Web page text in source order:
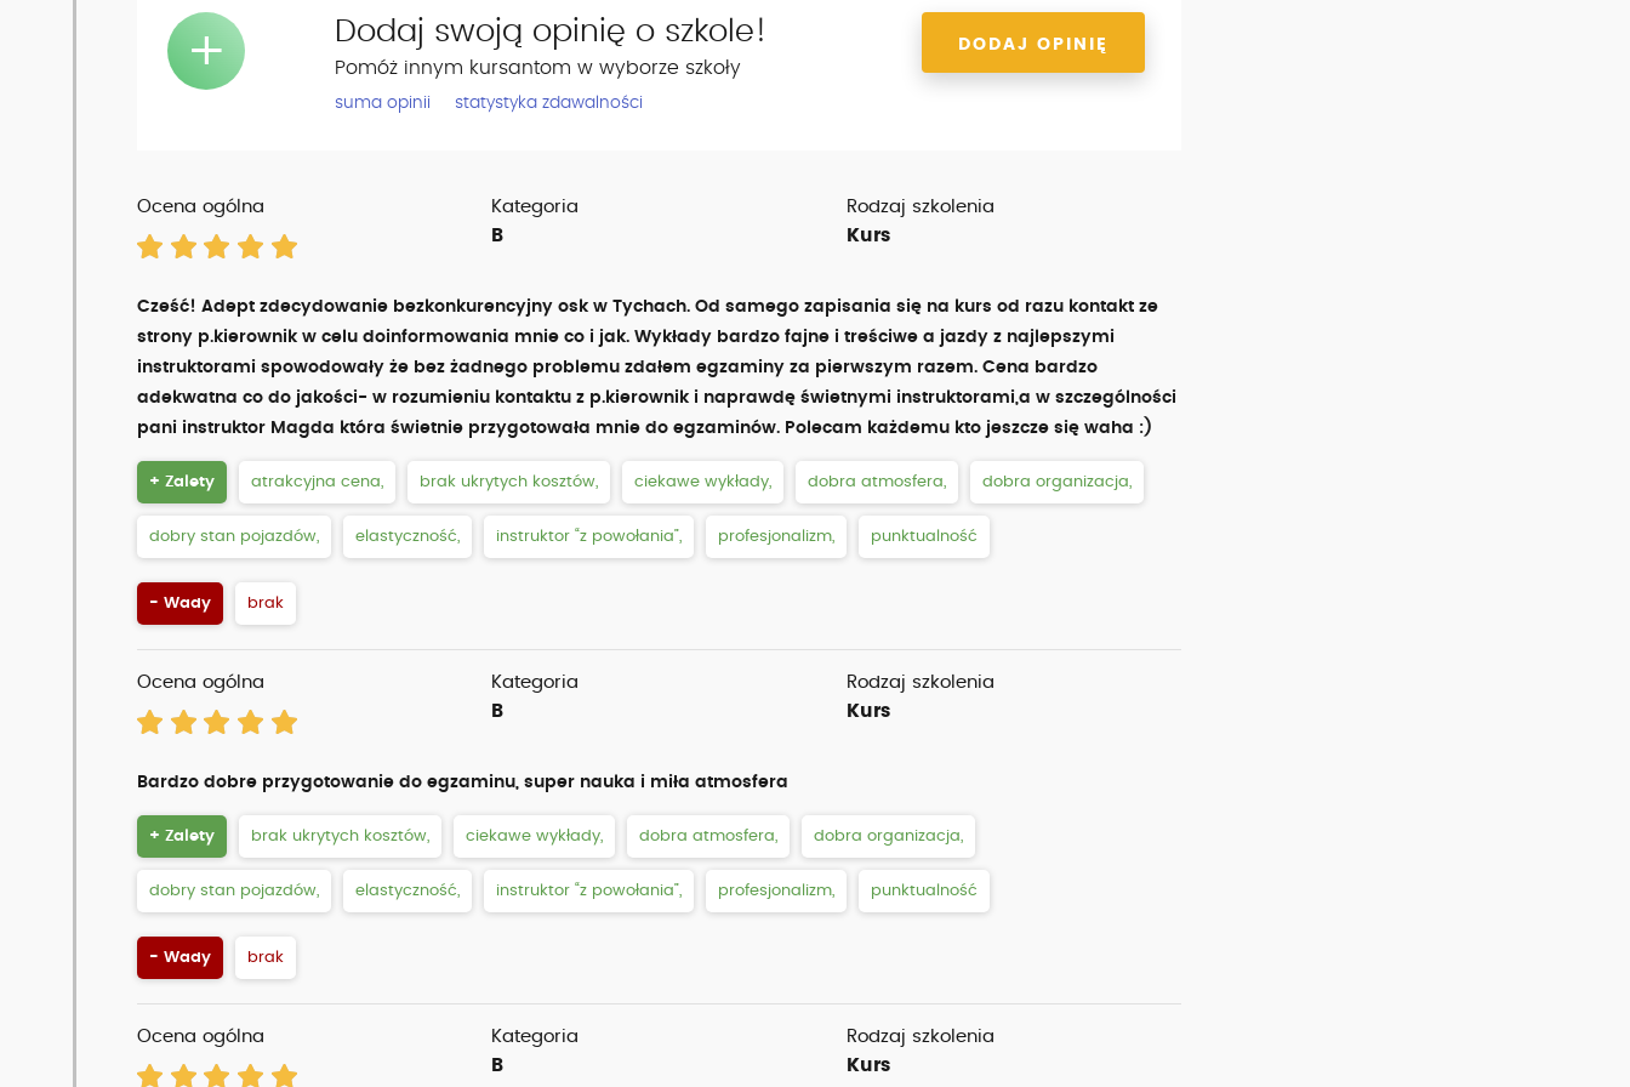
+ Dodaj swoją opinię o szkole!
Pomóż innym kursantom w wyborze szkoły
suma opinii statystyka zdawalności
DODAJ OPINIĘ
Ocena ogólna
Kategoria
B
Rodzaj szkolenia
Kurs
Cześć! Adept zdecydowanie bezkonkurencyjny osk w Tychach. Od samego zapisania się na kurs od razu kontakt ze
strony p.kierownik w celu doinformowania mnie co i jak. Wykłady bardzo fajne i treściwe a jazdy z najlepszymi
instruktorami spowodowały że bez żadnego problemu zdałem egzaminy za pierwszym razem. Cena bardzo
adekwatna co do jakości- w rozumieniu kontaktu z p.kierownik i naprawdę świetnymi instruktorami,a w szczególności
pani instruktor Magda która świetnie przygotowała mnie do egzaminów. Polecam każdemu kto jeszcze się waha :)
+ Zalety atrakcyjna cena, brak ukrytych kosztów, ciekawe wykłady, dobra atmosfera, dobra organizacja,
dobry stan pojazdów, elastyczność, instruktor “z powołania”, profesjonalizm, punktualność
- Wady brak
Ocena ogólna
Kategoria
B
Rodzaj szkolenia
Kurs
Bardzo dobre przygotowanie do egzaminu, super nauka i miła atmosfera
+ Zalety brak ukrytych kosztów, ciekawe wykłady, dobra atmosfera, dobra organizacja,
dobry stan pojazdów, elastyczność, instruktor “z powołania”, profesjonalizm, punktualność
- Wady brak
Ocena ogólna
Kategoria
B
Rodzaj szkolenia
Kurs